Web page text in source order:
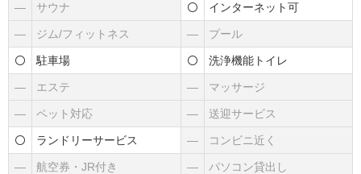
― サウナ インターネット可
― ジム/フィットネス ― プール
駐車場 洗浄機能トイレ
― エステ ― マッサージ
― ペット対応 ― 送迎サービス
ランドリーサービス ― コンビニ近く
― 航空券・JR付き ― パソコン貸出し